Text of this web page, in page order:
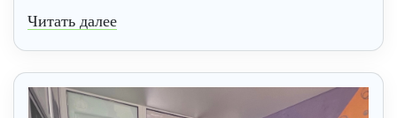
Читать далее